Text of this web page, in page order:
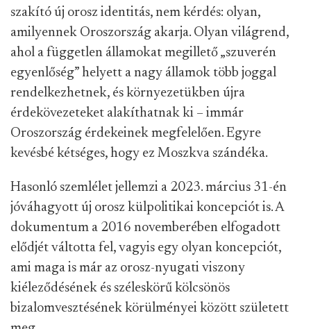
szakító új orosz identitás, nem kérdés: olyan,
amilyennek Oroszország akarja. Olyan világrend,
ahol a független államokat megillető „szuverén
egyenlőség” helyett a nagy államok több joggal
rendelkezhetnek, és környezetükben újra
érdekövezeteket alakíthatnak ki – immár
Oroszország érdekeinek megfelelően. Egyre
kevésbé kétséges, hogy ez Moszkva szándéka.
Hasonló szemlélet jellemzi a 2023. március 31-én
jóváhagyott új orosz külpolitikai koncepciót is. A
dokumentum a 2016 novemberében elfogadott
elődjét váltotta fel, vagyis egy olyan koncepciót,
ami maga is már az orosz-nyugati viszony
kiéleződésének és széleskörű kölcsönös
bizalomvesztésének körülményei között született